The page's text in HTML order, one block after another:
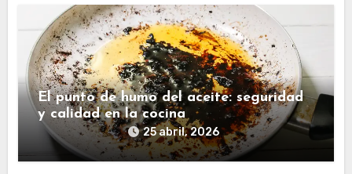
El punto de humo del aceite: seguridad
y calidad en la cocina
25 abril, 2026